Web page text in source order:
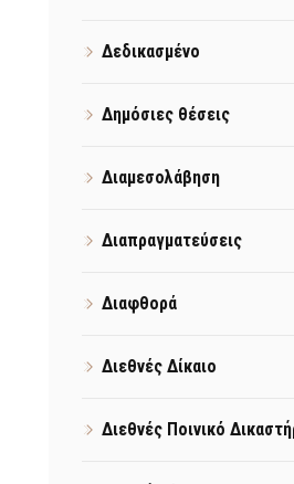
Δεδικασμένο
Δημόσιες θέσεις
Διαμεσολάβηση
Διαπραγματεύσεις
Διαφθορά
Διεθνές Δίκαιο
Διεθνές Ποινικό